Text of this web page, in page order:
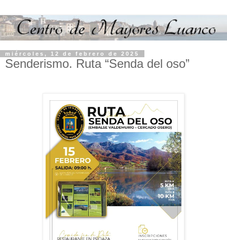
miércoles, 12 de febrero de 2025
Senderismo. Ruta “Senda del oso”